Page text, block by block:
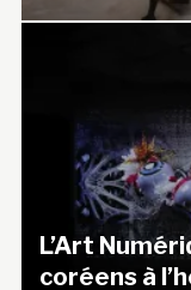
L’Art
coréens à